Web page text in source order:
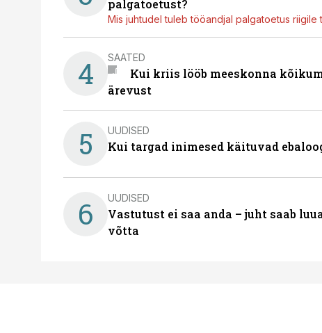
palgatoetust?
Mis juhtudel tuleb tööandjal palgatoetus riigile
4 SAATED
Kui kriis lööb meeskonna
ärevust
5 UUDISED
Kui targad inimesed käituvad
6 UUDISED
Vastutust ei saa anda – juht saab
võtta